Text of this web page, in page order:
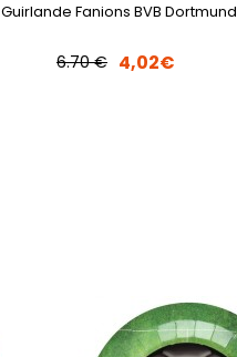
Guirlande Fanions BVB Dortmund
6.70 € 4,02€